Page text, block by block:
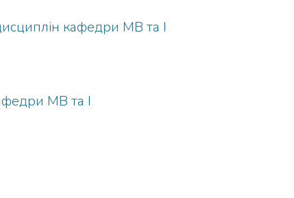
кафедри МВ та І
МВ та І